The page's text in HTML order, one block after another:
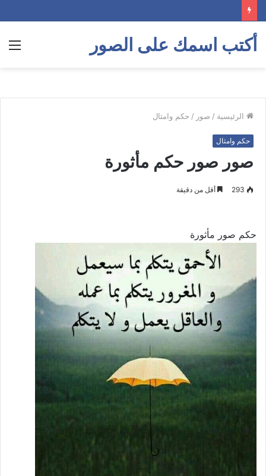
أكتب اسمك على الصور
الرئيسية / صور / حكم وامثال
حكم وامثال
صور صور حكم مأثورة
293 أقل من دقيقة
حكم صور مأثورة